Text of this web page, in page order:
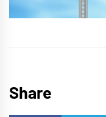
Share